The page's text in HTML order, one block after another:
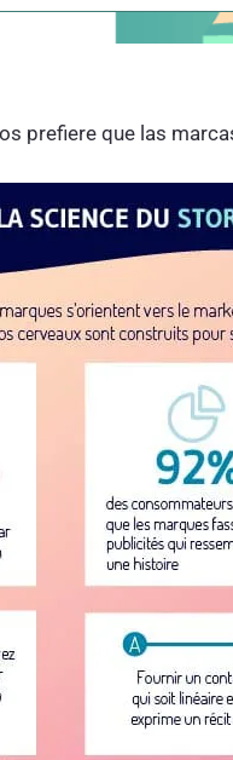
prefiere que las